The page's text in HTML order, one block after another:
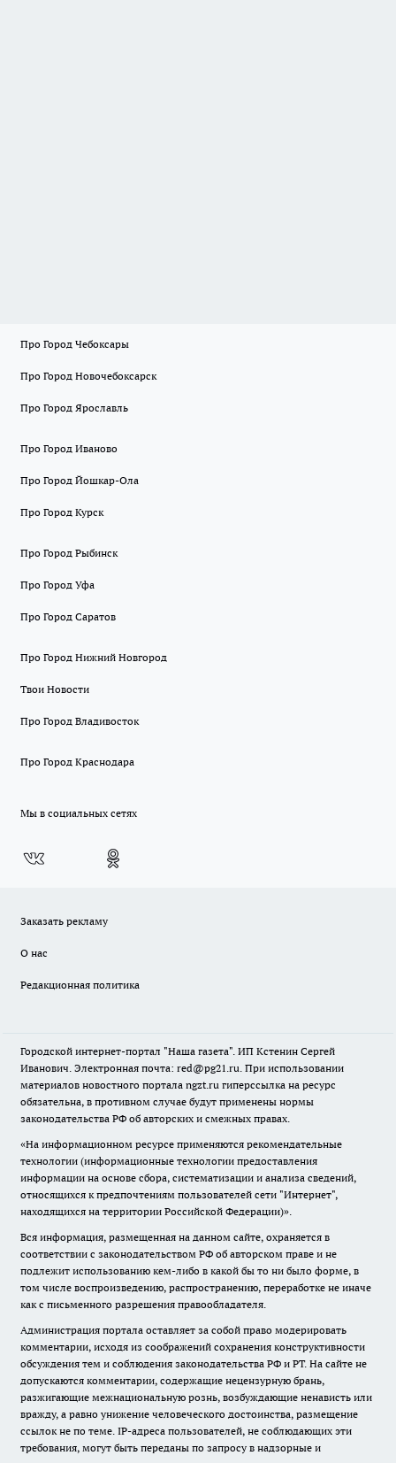
Про Город Чебоксары
Про Город Новочебоксарск
Про Город Ярославль
Про Город Иваново
Про Город Йошкар-Ола
Про Город Курск
Про Город Рыбинск
Про Город Уфа
Про Город Саратов
Про Город Нижний Новгород
Твои Новости
Про Город Владивосток
Про Город Краснодара
Мы в социальных сетях
Заказать рекламу
О нас
Редакционная политика
Городской интернет-портал "Наша газета". ИП Кстенин Сергей
Иванович. Электронная почта: red@pg21.ru. При использовании
материалов новостного портала ngzt.ru гиперссылка на ресурс
обязательна, в противном случае будут применены нормы
законодательства РФ об авторских и смежных правах.
«На информационном ресурсе применяются рекомендательные
технологии (информационные технологии предоставления
информации на основе сбора, систематизации и анализа сведений,
относящихся к предпочтениям пользователей сети "Интернет",
находящихся на территории Российской Федерации)».
Вся информация, размещенная на данном сайте, охраняется в
соответствии с законодательством РФ об авторском праве и не
подлежит использованию кем-либо в какой бы то ни было форме, в
том числе воспроизведению, распространению, переработке не иначе
как с письменного разрешения правообладателя.
Администрация портала оставляет за собой право модерировать
комментарии, исходя из соображений сохранения конструктивности
обсуждения тем и соблюдения законодательства РФ и РТ. На сайте не
допускаются комментарии, содержащие нецензурную брань,
разжигающие межнациональную рознь, возбуждающие ненависть или
вражду, а равно унижение человеческого достоинства, размещение
ссылок не по теме. IP-адреса пользователей, не соблюдающих эти
требования, могут быть переданы по запросу в надзорные и